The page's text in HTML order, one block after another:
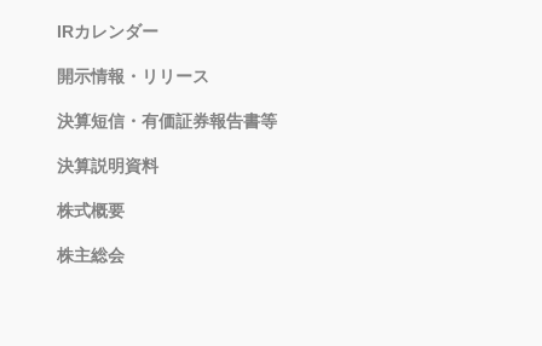
IRカレンダー
開示情報・リリース
決算短信・有価証券報告書等
決算説明資料
株式概要
株主総会